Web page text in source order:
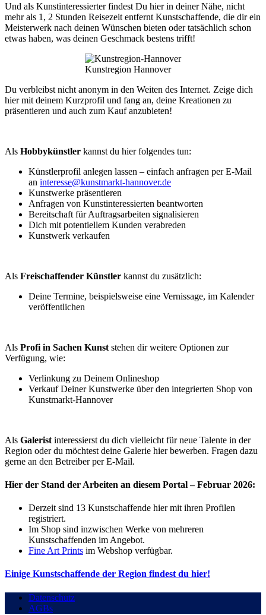
Und als Kunstinteressierter findest Du hier in deiner Nähe, nicht
mehr als 1, 2 Stunden Reisezeit entfernt Kunstschaffende, die dir ein
Meisterwerk nach deinen Wünschen bieten oder tatsächlich schon
etwas haben, was deinen Geschmack bestens trifft!
Kunstregion Hannover
Du verbleibst nicht anonym in den Weiten des Internet. Zeige dich
hier mit deinem Kurzprofil und fang an, deine Kreationen zu
präsentieren und auch zum Kauf anzubieten!
Als Hobbykünstler kannst du hier folgendes tun:
Künstlerprofil anlegen lassen – einfach anfragen per E-Mail
an interesse@kunstmarkt-hannover.de
Kunstwerke präsentieren
Anfragen von Kunstinteressierten beantworten
Bereitschaft für Auftragsarbeiten signalisieren
Dich mit potentiellem Kunden verabreden
Kunstwerk verkaufen
Als Freischaffender Künstler kannst du zusätzlich:
Deine Termine, beispielsweise eine Vernissage, im Kalender
veröffentlichen
Als Profi in Sachen Kunst stehen dir weitere Optionen zur
Verfügung, wie:
Verlinkung zu Deinem Onlineshop
Verkauf Deiner Kunstwerke über den integrierten Shop von
Kunstmarkt-Hannover
Als Galerist interessierst du dich vielleicht für neue Talente in der
Region oder du möchtest deine Galerie hier bewerben. Fragen dazu
gerne an den Betreiber per E-Mail.
Hier der Stand der Arbeiten an diesem Portal – Februar 2026:
Derzeit sind 13 Kunstschaffende hier mit ihren Profilen
registriert.
Im Shop sind inzwischen Werke von mehreren
Kunstschaffenden im Angebot.
Fine Art Prints im Webshop verfügbar.
Einige Kunstschaffende der Region findest du hier!
Datenschutz
AGBs